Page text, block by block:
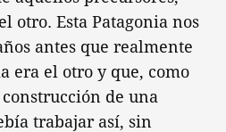
otro. Esta Patagonia nos
antes que realmente
era el otro y que, como
de una
trabajar así, sin